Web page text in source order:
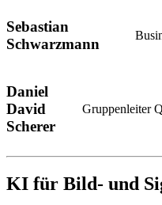
Sebastian
Schwarzmann
Daniel
David
Scherer
Gruppenleiter
KI für Bild- und